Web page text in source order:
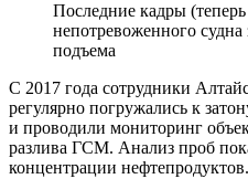
Последние кадры
непотревоженного судна
подъема
С 2017 года сотрудники
регулярно погружались к
и проводили мониторинг
разлива ГСМ. Анализ проб
концентрации нефтепродуктов.